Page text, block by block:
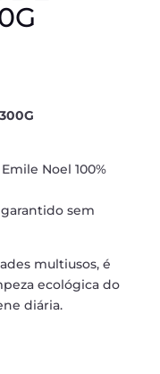
Noel 100%
sem
multiusos, é
ecológica do
diária.